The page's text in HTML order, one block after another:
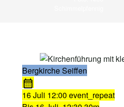
Bergkirche Seiffen
16 Juli 12:00 event_repeat